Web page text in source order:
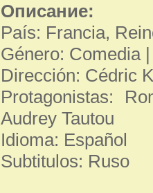
Описание:
País: Francia,
Género: Comedia
Dirección: Cédric
Protagonistas:
Audrey Tautou
Idioma: Español
Subtitulos: Ruso